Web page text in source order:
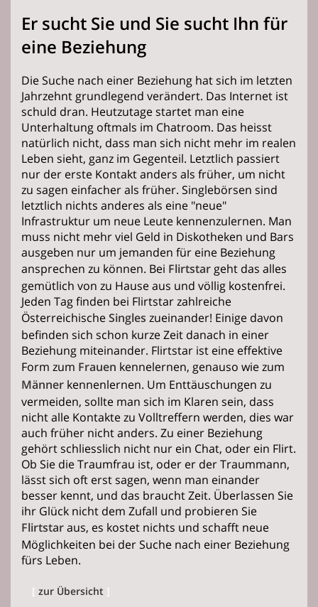
Er sucht Sie und Sie sucht Ihn für
eine Beziehung
Die Suche nach einer Beziehung hat sich im letzten
Jahrzehnt grundlegend verändert. Das Internet ist
schuld dran. Heutzutage startet man eine
Unterhaltung oftmals im Chatroom. Das heisst
natürlich nicht, dass man sich nicht mehr im realen
Leben sieht, ganz im Gegenteil. Letztlich passiert
nur der erste Kontakt anders als früher, um nicht
zu sagen einfacher als früher. Singlebörsen sind
letztlich nichts anderes als eine "neue"
Infrastruktur um neue Leute kennenzulernen. Man
muss nicht mehr viel Geld in Diskotheken und Bars
ausgeben nur um jemanden für eine Beziehung
ansprechen zu können. Bei Flirtstar geht das alles
gemütlich von zu Hause aus und völlig kostenfrei.
Jeden Tag finden bei Flirtstar zahlreiche
ÖsterreichischeSingles zueinander! Einige davon
befinden sich schon kurze Zeit danach in einer
Beziehung miteinander. Flirtstar ist eine effektive
Form zum Frauen kennelernen, genauso wie zum
Männer kennenlernen. Um Enttäuschungen zu
vermeiden, sollte man sich im Klaren sein, dass
nicht alle Kontakte zu Volltreffern werden, dies war
auch früher nicht anders. Zu einer Beziehung
gehört schliesslich nicht nur ein Chat, oder ein Flirt.
Ob Sie die Traumfrau ist, oder er der Traummann,
lässt sich oft erst sagen, wenn man einander
besser kennt, und das braucht Zeit. Überlassen Sie
ihr Glück nicht dem Zufall und probieren Sie
Flirtstaraus, es kostet nichts und schafft neue
Möglichkeiten bei der Suche nach einer Beziehung
fürs Leben.
[ zur Übersicht ]